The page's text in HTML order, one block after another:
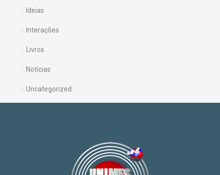
Ideias
Interações
Livros
Notícias
Uncategorized